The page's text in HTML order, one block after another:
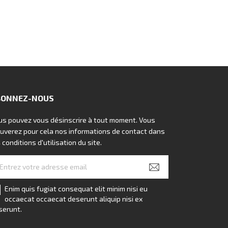
NOUS
pouvez vous désinscrire à tout moment. Vous
pour cela nos informations de contact dans
conditions d'utilisation du site.
Enim quis fugiat consequat elit minim nisi eu
occaecat occaecat deserunt aliquip nisi ex